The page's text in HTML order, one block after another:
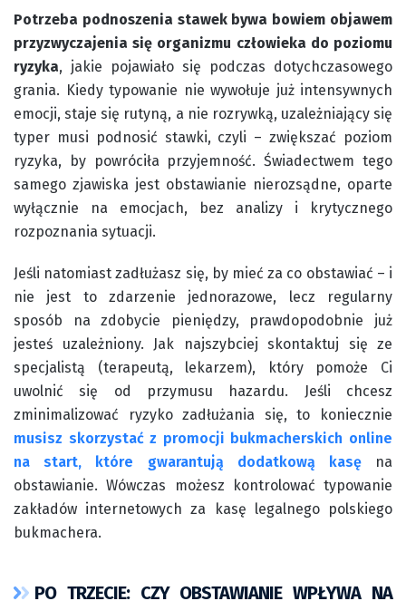
Potrzeba podnoszenia stawek bywa bowiem objawem
przyzwyczajenia się organizmu człowieka do poziomu
ryzyka, jakie pojawiało się podczas dotychczasowego
grania. Kiedy typowanie nie wywołuje już intensywnych
emocji, staje się rutyną, a nie rozrywką, uzależniający się
typer musi podnosić stawki, czyli – zwiększać poziom
ryzyka, by powróciła przyjemność. Świadectwem tego
samego zjawiska jest obstawianie nierozsądne, oparte
wyłącznie na emocjach, bez analizy i krytycznego
rozpoznania sytuacji.
Jeśli natomiast zadłużasz się, by mieć za co obstawiać – i
nie jest to zdarzenie jednorazowe, lecz regularny
sposób na zdobycie pieniędzy, prawdopodobnie już
jesteś uzależniony. Jak najszybciej skontaktuj się ze
specjalistą (terapeutą, lekarzem), który pomoże Ci
uwolnić się od przymusu hazardu. Jeśli chcesz
zminimalizować ryzyko zadłużania się, to koniecznie
musisz skorzystać z promocji bukmacherskich online
na start, które gwarantują dodatkową kasęna
obstawianie. Wówczas możesz kontrolować typowanie
zakładów internetowych za kasę legalnego polskiego
bukmachera.
PO TRZECIE: CZY OBSTAWIANIE WPŁYWA NA